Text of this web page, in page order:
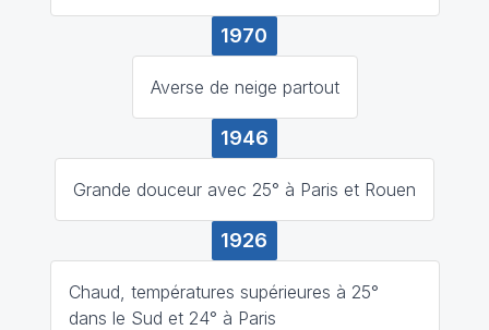
1970
Averse de neige partout
1946
Grande douceur avec 25° à Paris et Rouen
1926
Chaud, températures supérieures à 25°
dans le Sud et 24° à Paris